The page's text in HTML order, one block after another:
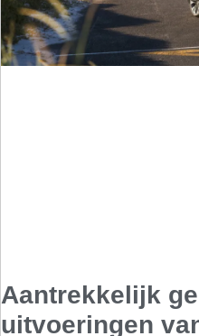
Aantrekkelijk
uitvoeringen